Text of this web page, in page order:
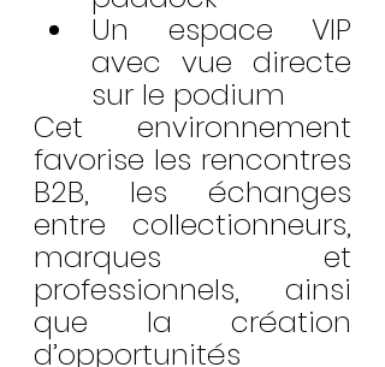
Un espace VIP
avec vue directe
sur le podium
Cet environnement
favorise les rencontres
B2B, les échanges
entre collectionneurs,
marques et
professionnels, ainsi
que la création
d’opportunités